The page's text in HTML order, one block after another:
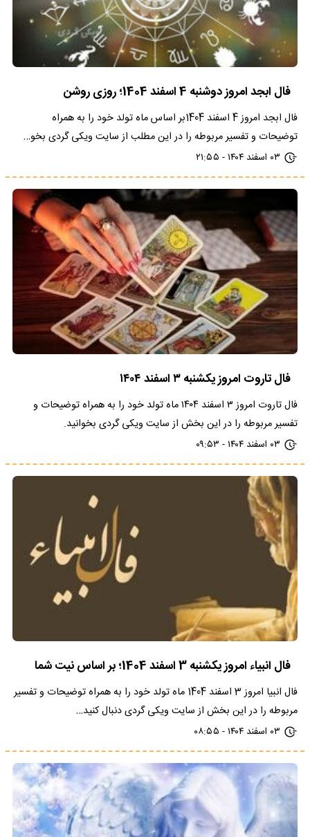
فال ابجد امروز دوشنبه 4 اسفند 1404؛ روزی روشن
فال ابجد امروز 4 اسفند 1404بر اساس ماه تولد خود را به همراه
توضیحات و تفسیر مربوطه را در این مطلب از سایت ویکی گردی بخو…
۰۳ اسفند ۱۴۰۴ - ۲۱:۵۵
فال تاروت امروز یکشنبه ۳ اسفند ۱۴۰۴
فال تاروت امروز ۳ اسفند ۱۴۰۴ ماه تولد خود را به همراه توضیحات و
تفسیر مربوطه را در این بخش از سایت ویکی گردی بخوانید.
۰۳ اسفند ۱۴۰۴ - ۰۹:۵۳
فال انبیاء امروز یکشنبه 3 اسفند 1404؛ بر اساس نیت شما
فال انبیا امروز 3 اسفند 1404 ماه تولد خود را به همراه توضیحات و تفسیر
مربوطه را در این بخش از سایت ویکی گردی دنبال کنید…
۰۳ اسفند ۱۴۰۴ - ۰۸:۵۵